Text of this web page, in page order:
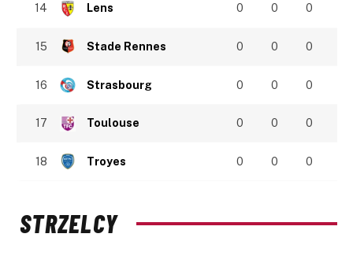
14 Lens 0 0 0
15 Stade Rennes 0 0 0
16 Strasbourg 0 0 0
17 Toulouse 0 0 0
18 Troyes 0 0 0
STRZELCY